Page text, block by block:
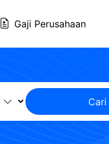
Gaji Perusahaan
Cari